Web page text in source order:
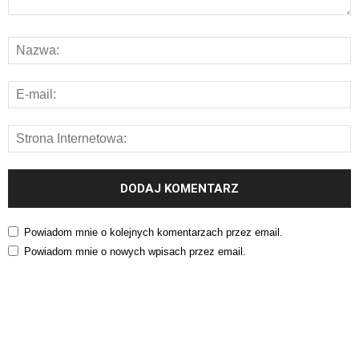
Powiadom mnie o kolejnych komentarzach przez email.
Powiadom mnie o nowych wpisach przez email.